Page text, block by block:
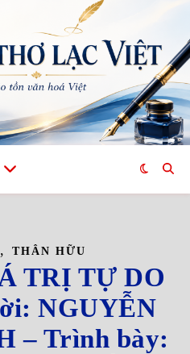
, THÂN HỮU
TRỊ TỰ DO
NGUYỄN
– Trình bày: